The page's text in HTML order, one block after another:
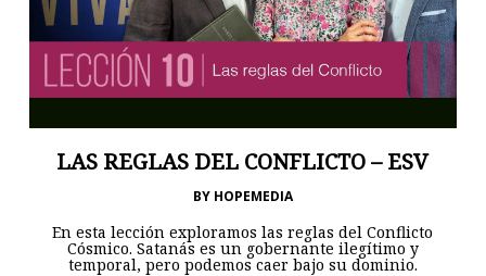
LAS REGLAS DEL CONFLICTO – ESV
BY HOPEMEDIA
En esta lección exploramos las reglas del Conflicto
Cósmico. Satanás es un gobernante ilegítimo y
temporal, pero podemos caer bajo su dominio.